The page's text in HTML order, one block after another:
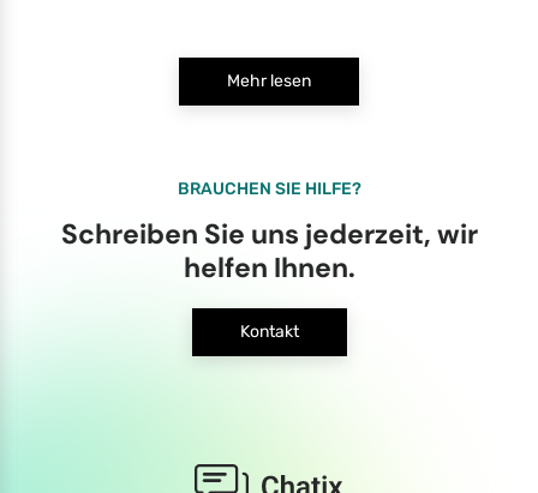
Mehr lesen
BRAUCHEN SIE HILFE?
Schreiben Sie uns jederzeit, wir
helfen Ihnen.
Kontakt